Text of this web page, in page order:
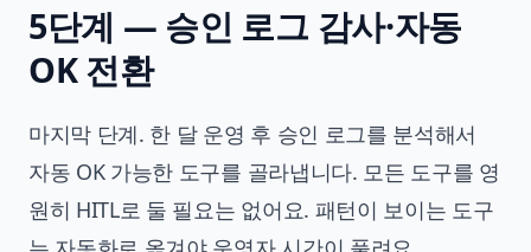
5단계 — 승인 로그 감사·자동
OK 전환
마지막 단계. 한 달 운영 후 승인 로그를 분석해서
자동 OK 가능한 도구를 골라냅니다. 모든 도구를 영
원히 HITL로 둘 필요는 없어요. 패턴이 보이는 도구